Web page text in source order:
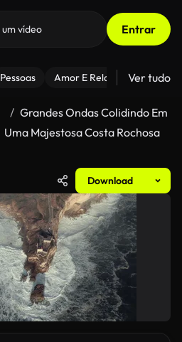
Entrar
Pessoas Amor E Relacionamentos
Ver tudo
Grandes Ondas Colidindo Em
Uma Majestosa Costa Rochosa
Download